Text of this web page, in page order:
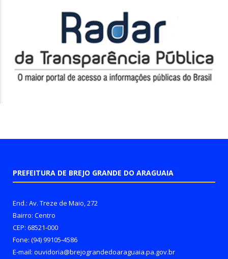
PREFEITURA DE BREJO GRANDE DO ARAGUAIA
End.: Av. Treze de Maio, 272
Bairro: Centro
CEP: 68521-000
Fone: (94) 99105-4586
E-mail: ouvidoria@brejograndedoaraguaia.pa.gov.br